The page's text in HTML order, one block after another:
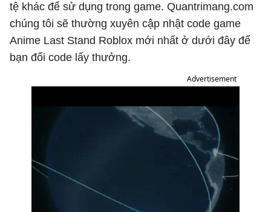
tệ khác để sử dụng trong game. Quantrimang.com
chúng tôi sẽ thường xuyên cập nhật code game
Anime Last Stand Roblox mới nhất ở dưới đây để
bạn đổi code lấy thưởng.
Advertisement